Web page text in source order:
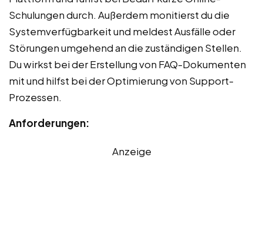
Schulungen durch. Außerdem monitierst du die
Systemverfügbarkeit und meldest Ausfälle oder
Störungen umgehend an die zuständigen Stellen.
Du wirkst bei der Erstellung von FAQ-Dokumenten
mit und hilfst bei der Optimierung von Support-
Prozessen.
Anforderungen:
Anzeige